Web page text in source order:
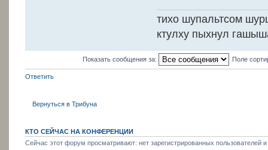
тихо шупальтсом
ктулху пыхнул
Показать сообщения за: Поле
Ответить
Вернуться в Трибуна
КТО СЕЙЧАС НА КОНФЕРЕНЦИИ
Сейчас этот форум просматривают: нет зарегистрированных пользователей и